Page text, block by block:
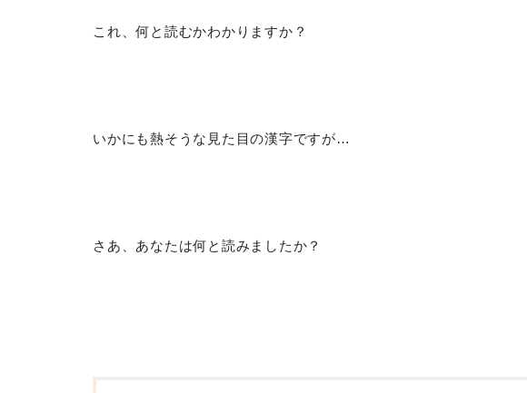
これ、何と読むかわかりますか？
いかにも熱そうな見た目の漢字ですが…
さあ、あなたは何と読みましたか？